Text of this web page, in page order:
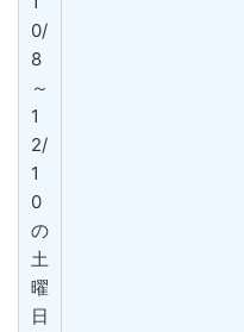
0/
8
～
1
2/
1
0
の
土
曜
日